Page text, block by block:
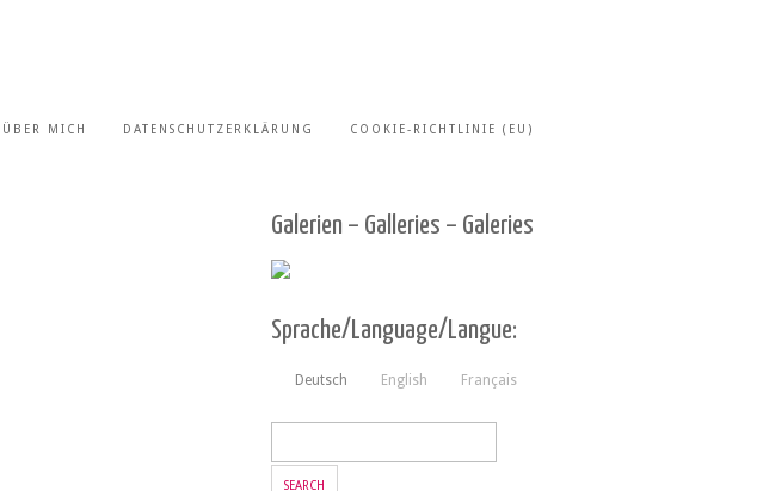
ÜBER MICH DATENSCHUTZERKLÄRUNG COOKIE-RICHTLINIE (EU)
Galerien – Galleries – Galeries
Sprache/Language/Langue:
Deutsch English Français